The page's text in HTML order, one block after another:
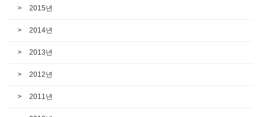
2015년
2014년
2013년
2012년
2011년